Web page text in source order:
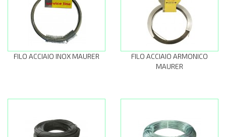
FILO ACCIAIO INOX MAURER
FILO ACCIAIO ARMONICO
MAURER